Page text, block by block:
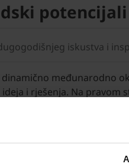
potencijali
iskustva i
dinamično međunarodno
i rješenja. Na pravom